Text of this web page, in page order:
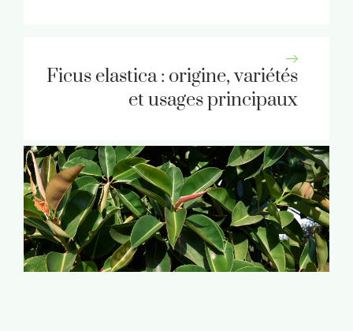
Ficus elastica : origine, variétés
et usages principaux